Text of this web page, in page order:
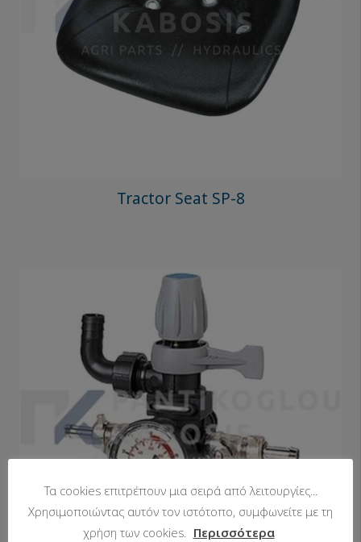
Tractor Seat SP-8
Τα cookies επιτρέπουν μια σειρά από λειτουργίες...
Χρησιμοποιώντας αυτόν τον ιστότοπο, συμφωνείτε με τη
χρήση των cookies.
Περισσότερα